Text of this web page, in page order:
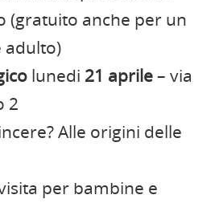
(gratuito anche per un
adulto)
lunedi 21 aprile– via
2
Alle origini delle
per bambine e